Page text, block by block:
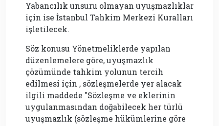
Yabancılık unsuru olmayan uyuşmazlıklar
için ise İstanbul Tahkim Merkezi Kuralları
işletilecek.
Söz konusu Yönetmeliklerde yapılan
düzenlemelere göre, uyuşmazlık
çözümünde tahkim yolunun tercih
edilmesi için , sözleşmelerde yer alacak
ilgili maddede "Sözleşme ve eklerinin
uygulanmasından doğabilecek her türlü
uyuşmazlık (sözleşme hükümlerine göre